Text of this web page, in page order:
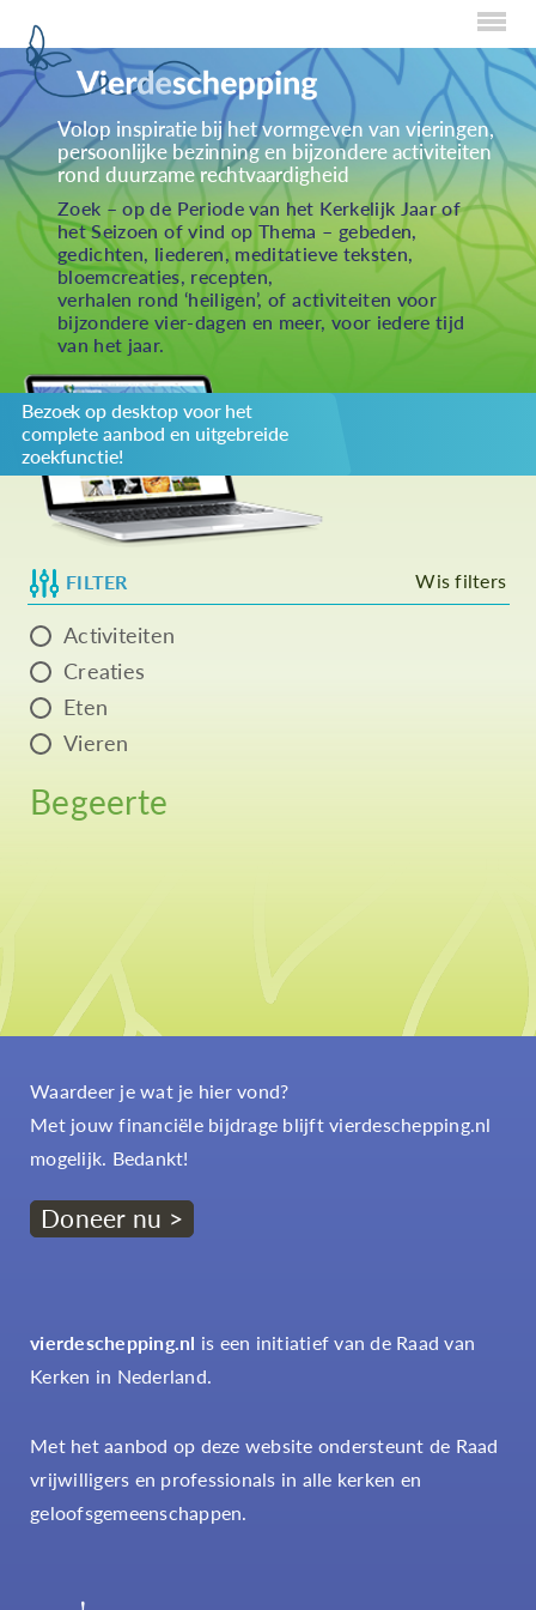
Home
Over Creaties
Over Vieren
Over Eten
Over Activiteiten
Inzenden
Over ons
Privacybeleid
Redactiestatuut
log in
Volop inspiratie bij het vormgeven van vieringen,
persoonlijke bezinning en bijzondere activiteiten
rond duurzame rechtvaardigheid
Zoek – op de Periode van het Kerkelijk Jaar of
het Seizoen of vind op Thema – gebeden,
gedichten, liederen, meditatieve teksten,
bloemcreaties, recepten,
verhalen rond ‘heiligen’, of activiteiten voor
bijzondere vier-dagen en meer, voor iedere tijd
van het jaar.
Bezoek op desktop voor het
complete aanbod en uitgebreide
zoekfunctie!
KIES JE THEMA
FILTER Wis filters
Activiteiten
Creaties
Eten
Vieren
Begeerte
Waardeer je wat je hier vond?
Met jouw financiële bijdrage blijft vierdeschepping.nl
mogelijk. Bedankt!
Doneer nu >
vierdeschepping.nl is een initiatief van de Raad van
Kerken in Nederland.
Met het aanbod op deze website ondersteunt de Raad
vrijwilligers en professionals in alle kerken en
geloofsgemeenschappen.